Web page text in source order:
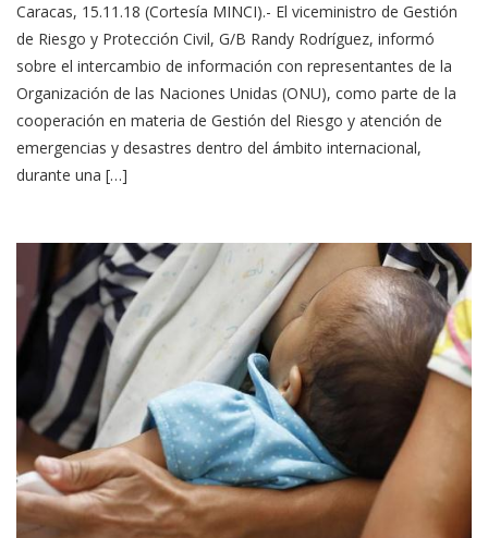
Caracas, 15.11.18 (Cortesía MINCI).- El viceministro de Gestión
de Riesgo y Protección Civil, G/B Randy Rodríguez, informó
sobre el intercambio de información con representantes de la
Organización de las Naciones Unidas (ONU), como parte de la
cooperación en materia de Gestión del Riesgo y atención de
emergencias y desastres dentro del ámbito internacional,
durante una […]